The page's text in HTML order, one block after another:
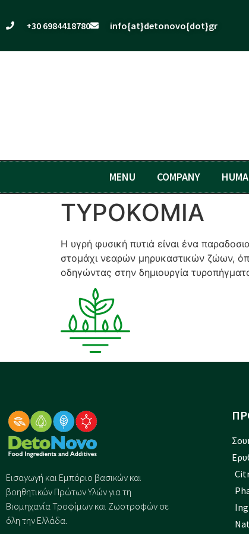
+30 6984418780 info{at}detonovo{dot}gr
MENU COMPANY
ΤΥΡΟΚΟΜΙΑ
Η υγρή φυσική πυτιά είναι ένα
στομάχι νεαρών μηρυκαστικών ζώων,
οδηγώντας στην δημιουργία
Εισαγωγή και Eμπόριο βασικών και
βοηθητικών Πρώτων Υλών για τη
Βιομηχανία Τροφίμων και Ζωοτροφών σε
όλη την Ελλάδα.